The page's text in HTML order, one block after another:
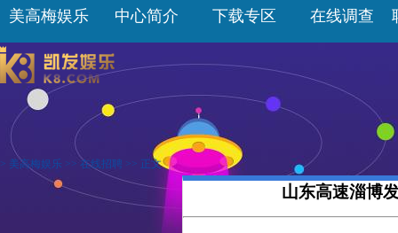
美高梅娱乐 中心简介 下载专区 在线调查
> 美高梅娱乐 >> 在线招聘 >> 正文
山东高速淄博